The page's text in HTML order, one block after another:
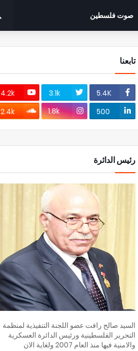
صوت فلسطين
تابعنا
5.4K
3.1k
4.2k
500
1.8k
2.4k
رئيس الدائرة
السيد صالح رافت عضو اللجنة التنفيذية لمنظمة
التحرير الفلسطينية ورئيس الدائرة العسكرية
والامنية فيها منذ العام 2007 ولغاية الان